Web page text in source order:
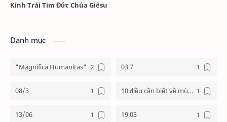
Kinh Trái Tim Đức Chúa Giêsu
Danh mục
"Magnifica Humanitas" 03.7
08/3 10 điều cần biết về mùa vọng
13/06 19.03